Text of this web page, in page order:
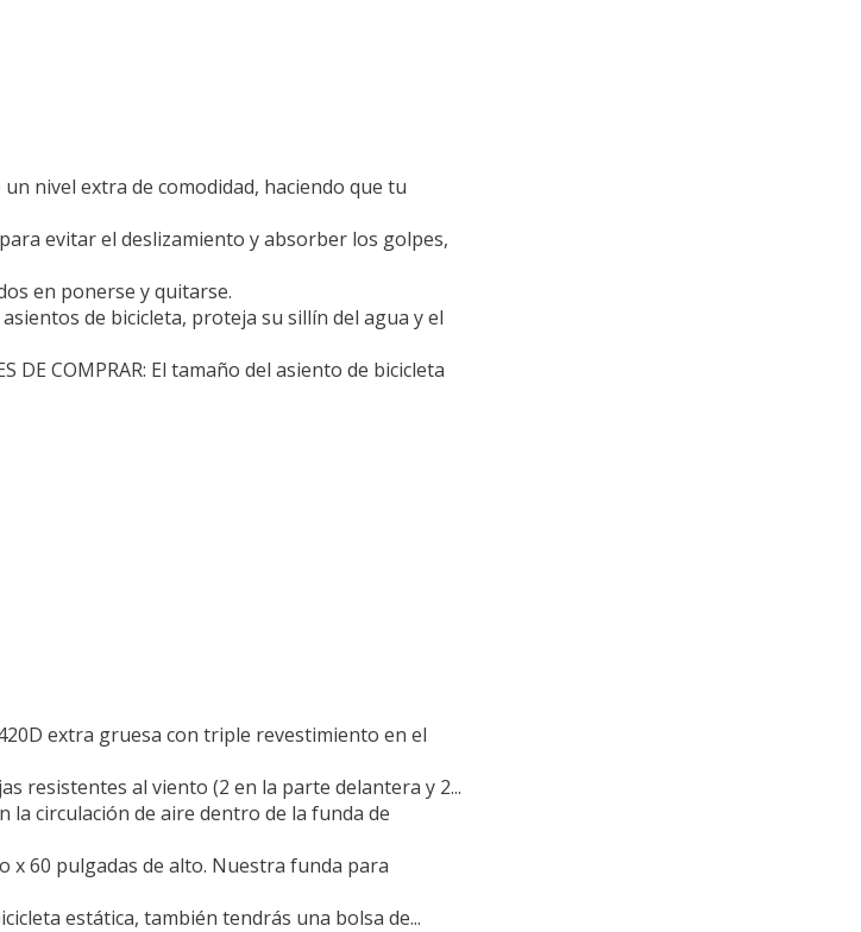
un nivel extra de comodidad, haciendo que tu
evitar el deslizamiento y absorber los golpes,
en ponerse y quitarse.
asientos de bicicleta, proteja su sillín del agua y el
DE COMPRAR: El tamaño del asiento de bicicleta
extra gruesa con triple revestimiento en el
resistentes al viento (2 en la parte delantera y 2...
la circulación de aire dentro de la funda de
x 60 pulgadas de alto. Nuestra funda para
estática, también tendrás una bolsa de...